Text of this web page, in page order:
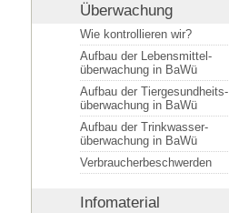
Überwachung
Wie kontrollieren wir?
Aufbau der Lebensmittel­
überwachung in BaWü
Aufbau der Tiergesundheits­
überwachung in BaWü
Aufbau der Trinkwasser­
überwachung in BaWü
Verbraucherbeschwerden
Infomaterial